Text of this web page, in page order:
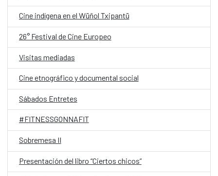
Cine indígena en el Wüñol Txipantü
26° Festival de Cine Europeo
Visitas mediadas
Cine etnográfico y documental social
Sábados Entretes
#FITNESSGONNAFIT
Sobremesa II
Presentación del libro “Ciertos chicos”